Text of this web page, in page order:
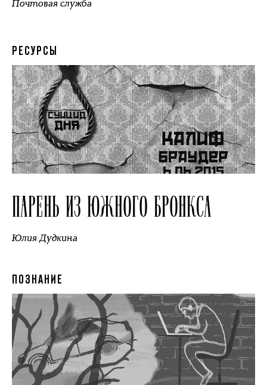
Почтовая служба
РЕСУРСЫ
ПАРЕНЬ ИЗ ЮЖНОГО БРОНКСА
Юлия Дудкина
ПОЗНАНИЕ